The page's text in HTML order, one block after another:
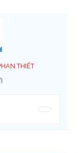
THIẾT